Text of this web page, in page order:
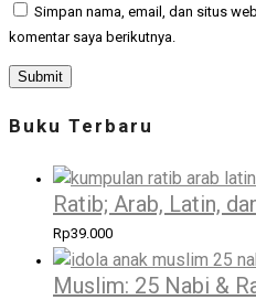
Simpan nama, email, dan situs
komentar saya berikutnya.
Buku Terbaru
Ratib; Arab, Latin,
Rp39.000
Muslim: 25 Nabi &